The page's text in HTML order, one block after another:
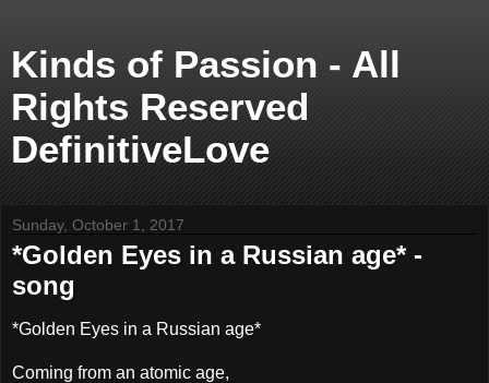
Kinds of Passion - All
Rights Reserved
DefinitiveLove
Sunday, October 1, 2017
*Golden Eyes in a Russian age* -
song
*Golden Eyes in a Russian age*
Coming from an atomic age,